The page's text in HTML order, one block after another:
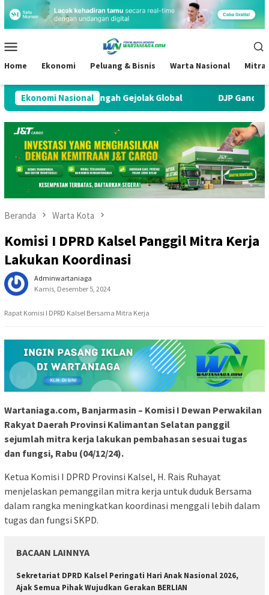
Loncat
ke
konten
Mobile
Home Ekonomi Peluang & Bisnis Warta Nasional Mitra
Ekonomi Nasional
Tangguh di Tengah Gejolak Global DJP Gandeng
Beranda Warta Kota
Komisi I DPRD Kalsel Panggil Mitra Kerja
Lakukan Koordinasi
Adminwartaniaga
Kamis, Desember 5, 2024
Rapat Komisi I DPRD Kalsel Bersama Mitra Kerja
Wartaniaga.com, Banjarmasin – Komisi I Dewan Perwakilan
Rakyat Daerah Provinsi Kalimantan Selatan panggil
sejumlah mitra kerja lakukan pembahasan sesuai tugas
dan fungsi, Rabu (04/12/24).
Ketua Komisi I DPRD Provinsi Kalsel, H. Rais Ruhayat
menjelaskan pemanggilan mitra kerja untuk duduk Bersama
dalam rangka meningkatkan koordinasi menggali lebih dalam
tugas dan fungsi SKPD.
BACAAN LAINNYA
Sekretariat DPRD Kalsel Peringati Hari Anak Nasional 2026,
Ajak Semua Pihak Wujudkan Gerakan BERLIAN